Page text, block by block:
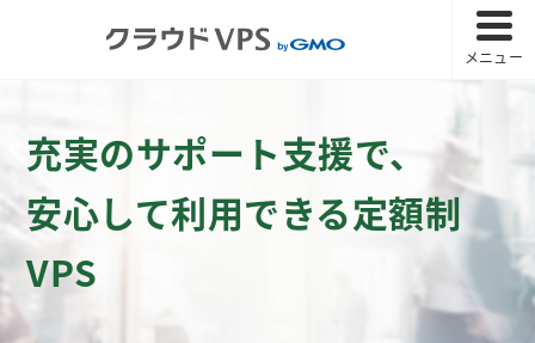
メニュー
充実のサポート支援で、
安心して利用できる定額制
VPS